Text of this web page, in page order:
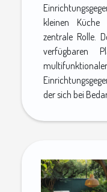
kleinen
zentrale Rolle.
verfügbaren
der sich bei